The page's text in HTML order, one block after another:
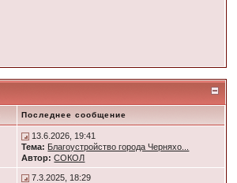
Последнее сообщение
13.6.2026, 19:41
Тема: Благоустройство города Черняхо...
Автор: СОКОЛ
7.3.2025, 18:29